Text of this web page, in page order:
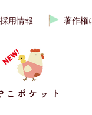
採用情報 著作権
こポケット